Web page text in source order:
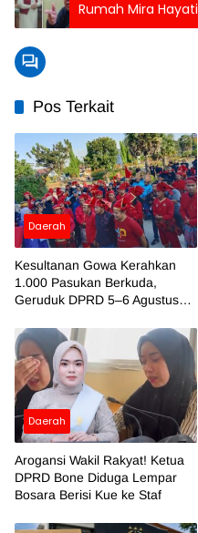
Rumah Mira Hayati
Pos Terkait
Daerah
Kesultanan Gowa Kerahkan
1.000 Pasukan Berkuda,
Geruduk DPRD 5–6 Agustus
Daerah
Arogansi Wakil Rakyat! Ketua
DPRD Bone Diduga Lempar
Bosara Berisi Kue ke Staf